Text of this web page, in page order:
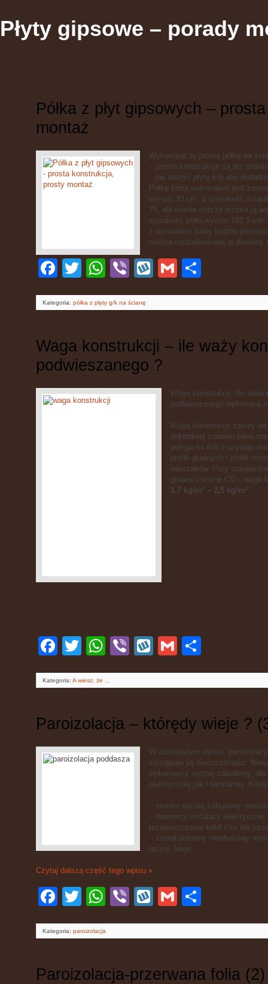
Płyty gipsowe – porady
Półka z płyt gipsowych –
montaż
Wykonując tę prostą półkę na
– proste konstrukcje są też
– jak ułożyć płytę k/g aby
Półkę którą wykonałem jest
wynosi 30 cm, a szerokość
75, ale równie dobrze można ją
wysokość półki wynosi 182,5
z wymiarami który będzie
można rozbudowywać w
Facebook
Twitter WhatsApp
Viber WykopGmail
Kategoria: półka z płyty g/k na ścianę
Waga konstrukcji – ile waży
podwieszanego ?
Waga konstrukcji. No
podwieszanego wykonana
Waga konstrukcji zależy
dokładniej zadaniu jakie
polega na ilości użytego
profili głównych i profili
wieszaków. Przy
główne i nośne CD –
1,7 kg/m² – 2,5 kg/m²
Facebook
Twitter WhatsApp
Viber WykopGmail
Kategoria: A wiesz, że ...
Paroizolacja – którędy wieje ?
W dzisiejszym wpisie
występuje jej nieszczelność.
wykonawcy suchej zabudowy,
elektrycznej jak i sanitarnej.
:
– monter suchej zabudowy
– monterzy instalacji
przepuszczenia kabli i rur nie
– został dobrany niewłaściwy
taśmy, kleje.
Czytaj dalszą część tego wpisu »
Facebook
Twitter WhatsApp
Viber WykopGmail
Kategoria: paroizolacja
Paroizolacja-przerwana folia (2)